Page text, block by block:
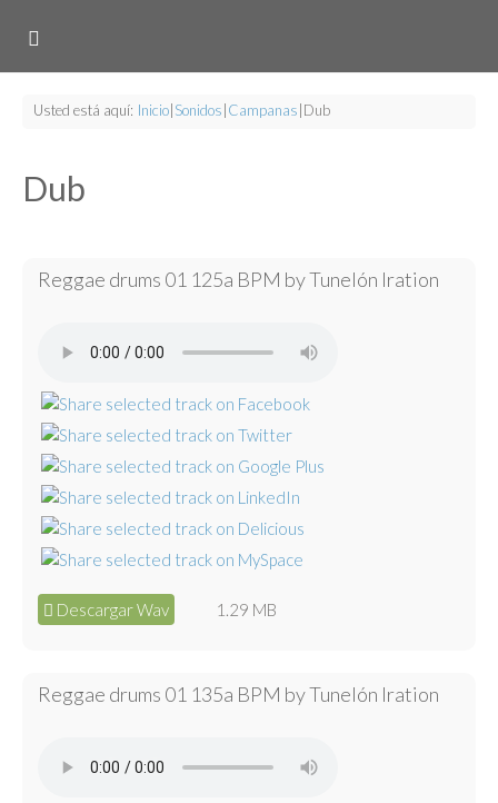
Usted está aquí: Inicio Sonidos Campanas Dub
Dub
Reggae drums 01 125a BPM by Tunelón Iration
Descargar Wav 1.29 MB
Reggae drums 01 135a BPM by Tunelón Iration